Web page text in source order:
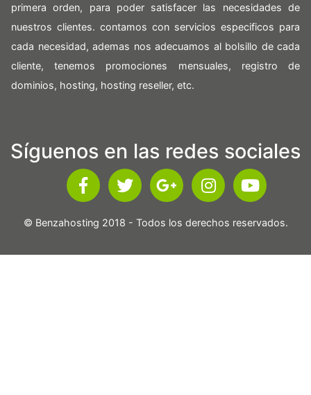
primera orden, para poder satisfacer las necesidades de
nuestros clientes. contamos con servicios especificos para
cada necesidad, ademas nos adecuamos al bolsillo de cada
cliente, tenemos promociones mensuales, registro de
dominios, hosting, hosting reseller, etc.
Síguenos en las redes sociales
© Benzahosting 2018 - Todos los derechos reservados.